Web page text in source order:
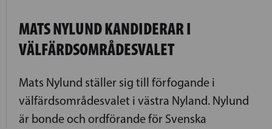
MATS NYLUND KANDIDERAR I
VÄLFÄRDSOMRÅDESVALET
Mats Nylund ställer sig till förfogande i
välfärdsområdesvalet i västra Nyland. Nylund
är bonde och ordförande för Svenska